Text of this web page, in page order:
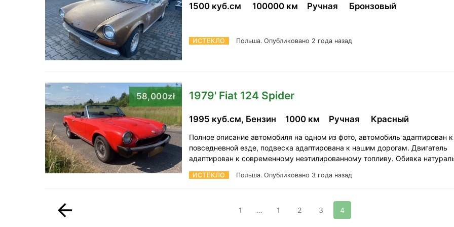
ИСТЕКЛО Польша. Опубликовано 2 года назад
1500 куб.см 100000 км Ручная Бронзовый
58,000zł 1979' Fiat 124 Spider
ИСТЕКЛО Польша. Опубликовано 3 года назад
1995 куб.см, Бензин 1000 км Ручная Красный
Полное описание автомобиля на одном из фото, автомобиль адаптирован к
повседневной езде, подвеска адаптирована к нашим дорогам. Двигатель
адаптирован к современному неэтилированному топливу. Обивка
1 … 1 2 3 4